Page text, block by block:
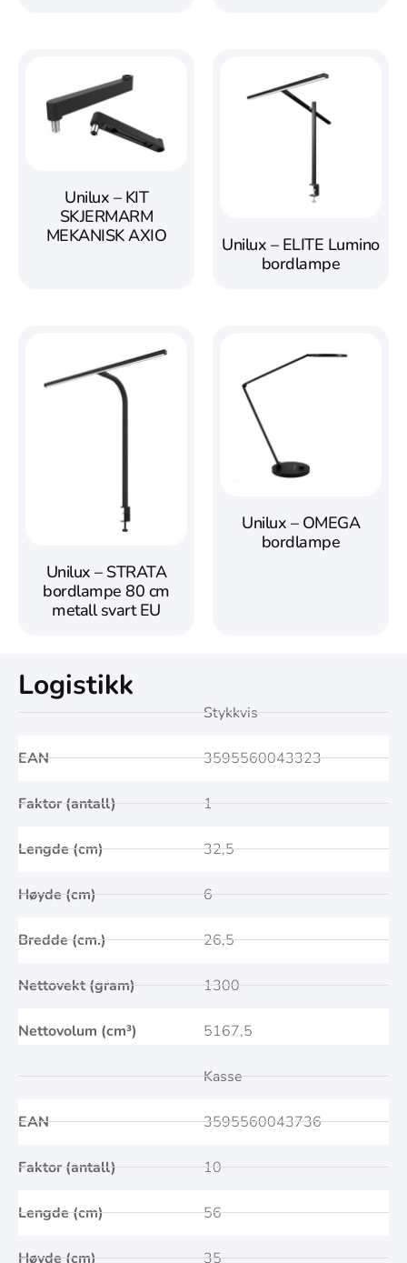
Unilux – KIT
SKJERMARM
MEKANISK AXIO
Unilux – ELITE Lumino
bordlampe
Unilux – STRATA
bordlampe 80 cm
metall svart EU
Unilux – OMEGA
bordlampe
Logistikk
EAN
Faktor (antall)
Lengde (cm)
Høyde (cm)
Bredde (cm.)
Nettovekt (gram)
Nettovolum (cm³)
Stykkvis
3595560043323
1
32,5
6
26,5
1300
5167,5
EAN
Faktor (antall)
Lengde (cm)
Høyde (cm)
Kasse
3595560043736
10
56
35